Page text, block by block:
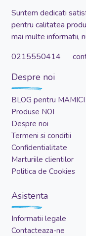
Suntem dedicati
pentru calitatea
mai multe informatii,
0215550414
Despre noi
BLOG pentru MAMICI
Produse NOI
Despre noi
Termeni si conditii
Confidentialitate
Marturiile clientilor
Politica de Cookies
Asistenta
Informatii legale
Contacteaza-ne